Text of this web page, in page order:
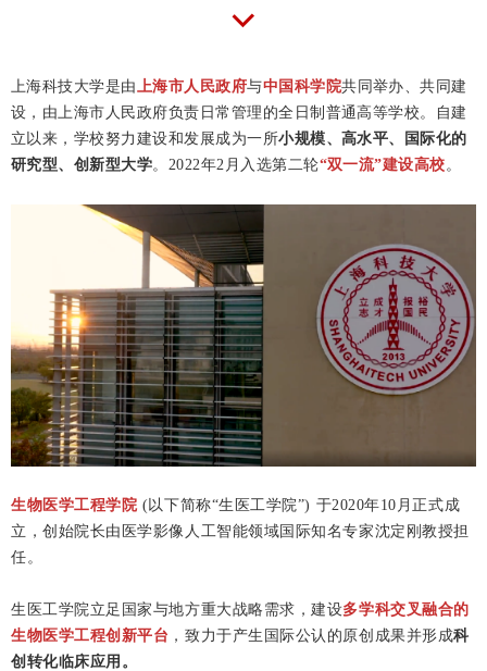
上海科技大学是由 上海市人民政府与中国科学院共同举办、共同建
设，由上海市人民政府负责日常管理的全日制普通高等学校。自建
立以来，学校努力建设和发展成为一所小规模、高水平、国际化的
研究型、创新型大学。2022年2月入选第二轮“双一流”建设高校 。
生物医学工程学院 (以下简称“生医工学院”) 于2020年10月正式成
立，创始院长由医学影像人工智能领域国际知名专家沈定刚教授担
任。
生医工学院立足国家与地方重大战略需求，建设多学科交叉融合的
生物医学工程创新平台 ，致力于产生国际公认的原创成果并形成科
创转化临床应用。